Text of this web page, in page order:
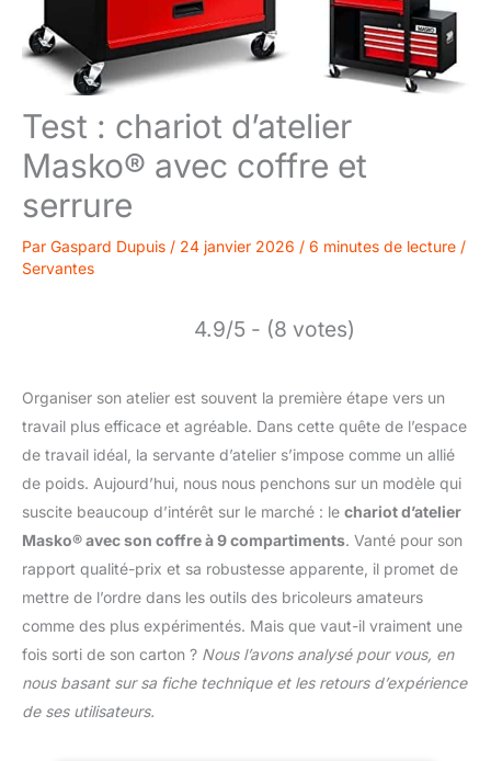
Test : chariot d’atelier
Masko® avec coffre et
serrure
Par Gaspard Dupuis / 24 janvier 2026 / 6 minutes de lecture /
Servantes
4.9/5 - (8 votes)
Organiser son atelier est souvent la première étape vers un
travail plus efficace et agréable. Dans cette quête de l’espace
de travail idéal, la servante d’atelier s’impose comme un allié
de poids. Aujourd’hui, nous nous penchons sur un modèle qui
suscite beaucoup d’intérêt sur le marché : le chariot d’atelier
Masko® avec son coffre à 9 compartiments. Vanté pour son
rapport qualité-prix et sa robustesse apparente, il promet de
mettre de l’ordre dans les outils des bricoleurs amateurs
comme des plus expérimentés. Mais que vaut-il vraiment une
fois sorti de son carton ? Nous l’avons analysé pour vous, en
nous basant sur sa fiche technique et les retours d’expérience
de ses utilisateurs.